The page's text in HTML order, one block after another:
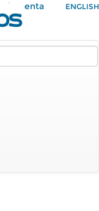
Mi Cuenta ENGLISH